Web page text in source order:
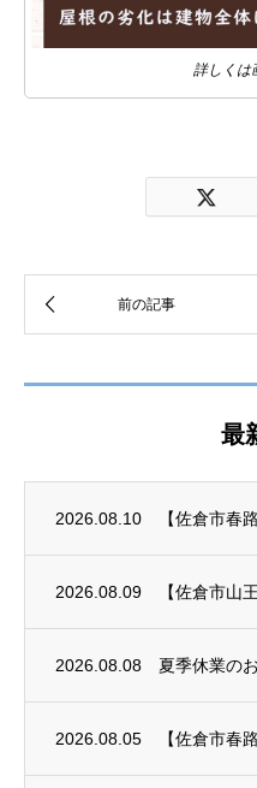
詳しくは
最
2026.08.10
2026.08.09
2026.08.08 夏季休業の
2026.08.05